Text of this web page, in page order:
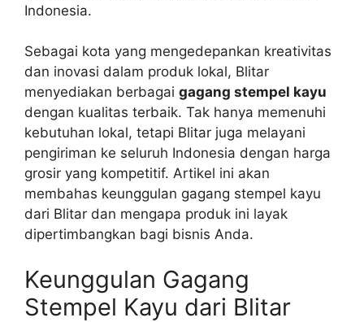
Indonesia.
Sebagai kota yang mengedepankan kreativitas
dan inovasi dalam produk lokal, Blitar
menyediakan berbagai gagang stempel kayu
dengan kualitas terbaik. Tak hanya memenuhi
kebutuhan lokal, tetapi Blitar juga melayani
pengiriman ke seluruh Indonesia dengan harga
grosir yang kompetitif. Artikel ini akan
membahas keunggulan gagang stempel kayu
dari Blitar dan mengapa produk ini layak
dipertimbangkan bagi bisnis Anda.
Keunggulan Gagang
Stempel Kayu dari Blitar